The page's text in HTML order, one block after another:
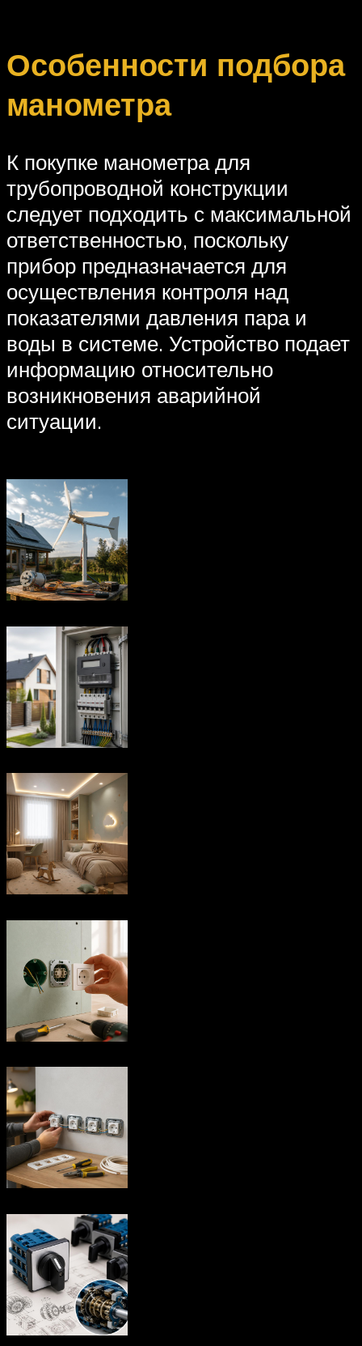
Особенности подбора
манометра
К покупке манометра для
трубопроводной конструкции
следует подходить с максимальной
ответственностью, поскольку
прибор предназначается для
осуществления контроля над
показателями давления пара и
воды в системе. Устройство подает
информацию относительно
возникновения аварийной
ситуации.